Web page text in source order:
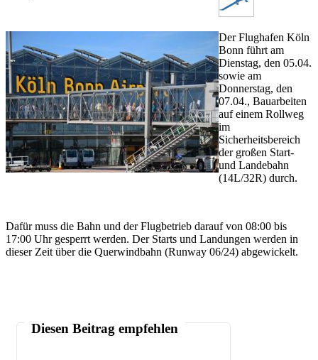
Der Flughafen Köln
Bonn führt am
Dienstag, den 05.04.
sowie am
Donnerstag, den
07.04., Bauarbeiten
auf einem Rollweg
im
Sicherheitsbereich
der großen Start-
und Landebahn
(14L/32R) durch.
Dafür muss die Bahn und der Flugbetrieb darauf von 08:00 bis
17:00 Uhr gesperrt werden. Der Starts und Landungen werden in
dieser Zeit über die Querwindbahn (Runway 06/24) abgewickelt.
Diesen Beitrag empfehlen